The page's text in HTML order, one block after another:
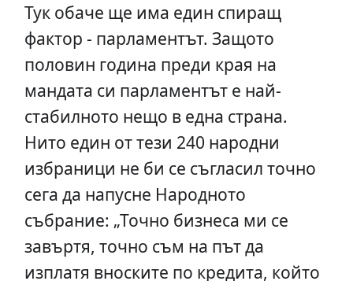
Тук обаче ще има един спиращ
фактор - парламентът. Защото
половин година преди края на
мандата си парламентът е най-
стабилното нещо в една страна.
Нито един от тези 240 народни
избраници не би се съгласил точно
сега да напусне Народното
събрание: „Точно бизнеса ми се
завъртя, точно съм на път да
изплатя вноските по кредита, който